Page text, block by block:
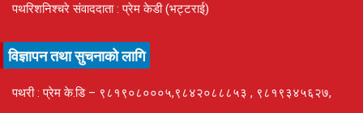
पथरिशनिश्चरे संवाददाता : प्रेम केडी (भट्टराई)
विज्ञापन तथा सुचनाको लागि
पथरी : प्रेम के.डि – ९८१९०८०००५,९८४२०८८८५३ , ९८१९३४५६२७,